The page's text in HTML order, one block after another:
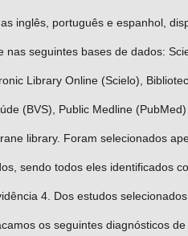
inglês, português e espanhol,
nas seguintes bases de dados:
Library Online (Scielo),
(BVS), Public Medline
library. Foram selecionados
sendo todos eles identificados
4. Dos estudos
os seguintes diagnósticos de